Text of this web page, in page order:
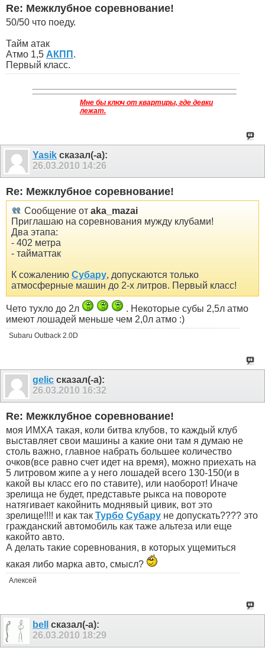
Re: Межклубное соревнование!
50/50 что поеду.
Тайм атак
Атмо 1,5 АКПП .
Первый класс.
Мне бы ключ от квартиры, где девки
лежат.
Yasik сказал(-а):
26.03.2010 14:26
Re: Межклубное соревнование!
Сообщение от aka_mazai
Приглашаю на соревнования мужду клубами!
Два этапа:
- 402 метра
- тайматтак
К сожалению Субару, допускаются только
атмосферные машин до 2-х литров. Первый класс!
Чето тухло до 2л
. Некоторые субы 2,5л атмо
имеют лошадей меньше чем 2,0л атмо :)
Subaru Outback 2.0D
gelic сказал(-а):
26.03.2010 16:32
Re: Межклубное соревнование!
моя ИМХА такая, коли битва клубов, то каждый клуб
выставляет свои машины а какие они там я думаю не
столь важно, главное набрать большее количество
очков(все равно счет идет на время), можно приехать на
5 литровом жипе а у него лошадей всего 130-150(и в
какой вы класс его по ставите), или наоборот! Иначе
зрелища не будет, представьте рыкса на повороте
натягивает какойнить моднявый цивик, вот это
зрелище!!!! и как так Турбо Субару не допускать???? это
гражданский автомобиль как таже альтеза или еще
какойто авто.
А делать такие соревнования, в которых ущемиться
какая либо марка авто, смысл?
Алексей
bell
сказал(-а):
26.03.2010 18:29